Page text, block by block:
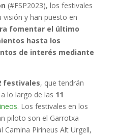
(#FSP2023), los festivales
visión y han puesto en
fomentar el último
hasta los
de interés mediante
festivales, que tendrán
a lo largo de las 11
. Los festivales en los
piloto son el Garrotxa
Camina Pirineus Alt Urgell,